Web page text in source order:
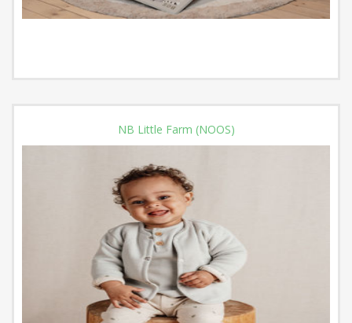
NB Little Farm (NOOS)